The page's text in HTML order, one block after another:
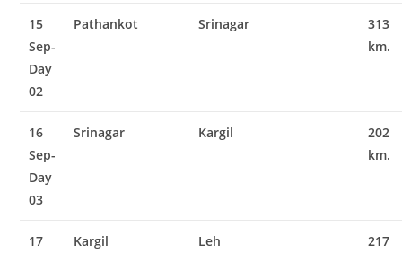
15
Sep-
Day
02
Pathankot Srinagar
313
km.
16
Sep-
Day
03
Srinagar Kargil
202
km.
17
Kargil Leh
217